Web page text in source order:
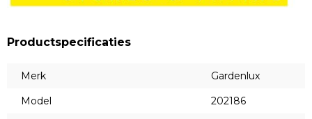
Productspecificaties
Merk
Gardenlux
Model
202186